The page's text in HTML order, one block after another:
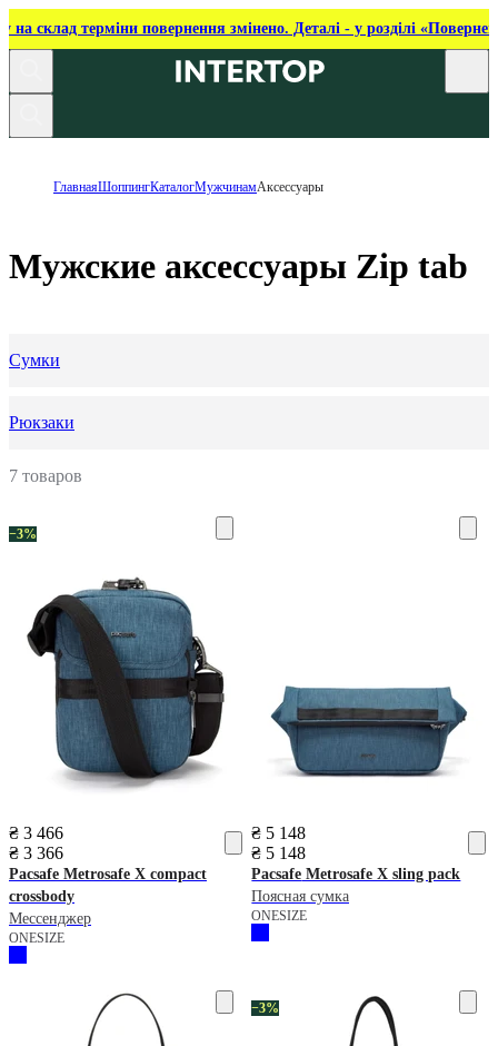
на склад терміни повернення змінено. Деталі - у розділі
ГлавнаяШоппингКаталогМужчинамАксессуары
Мужские аксессуары Zip tab
Сумки
Рюкзаки
7 товаров
−3%
₴ 3 466
₴ 3 366
Pacsafe Metrosafe X compact
crossbody
Мессенджер
ONESIZE
₴ 5 148
₴ 5 148
Pacsafe Metrosafe X sling pack
Поясная сумка
ONESIZE
−3%